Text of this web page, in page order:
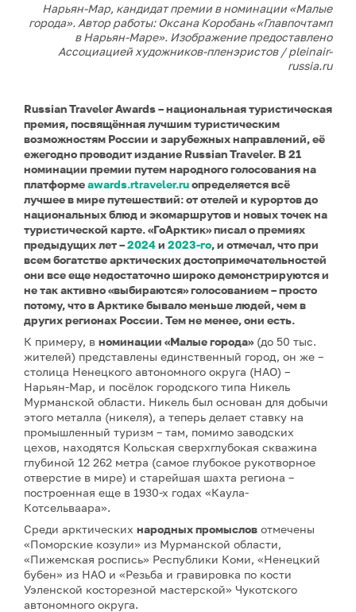
Нарьян-Мар, кандидат премии в номинации «Малые
города». Автор работы: Оксана Коробань «Главпочтамп
в Нарьян-Маре». Изображение предоставлено
Ассоциацией художников-пленэристов / pleinair-
russia.ru
Russian Traveler Awards – национальная туристическая
премия, посвящённая лучшим туристическим
возможностям России и зарубежных направлений, её
ежегодно проводит издание Russian Traveler. В 21
номинации премии путем народного голосования на
платформеawards.rtraveler.ruопределяется всё
лучшее в мире путешествий: от отелей и курортов до
национальных блюд и экомаршрутов и новых точек на
туристической карте. «ГоАрктик» писал о премиях
предыдущих лет –2024и 2023-го, и отмечал, что при
всем богатстве арктических достопримечательностей
они все еще недостаточно широко демонстрируются и
не так активно «выбираются» голосованием – просто
потому, что в Арктике бывало меньше людей, чем в
других регионах России. Тем не менее, они есть.
К примеру, в номинации «Малые города»(до 50 тыс.
жителей) представлены единственный город, он же –
столица Ненецкого автономного округа (НАО) –
Нарьян-Мар, и посёлок городского типа Никель
Мурманской области. Никель был основан для добычи
этого металла (никеля), а теперь делает ставку на
промышленный туризм – там, помимо заводских
цехов, находятся Кольская сверхглубокая скважина
глубиной 12 262 метра (самое глубокое рукотворное
отверстие в мире) и старейшая шахта региона –
построенная еще в 1930-х годах «Каула-
Котсельваара».
Среди арктических народных промыслов отмечены
«Поморские козули» из Мурманской области,
«Пижемская роспись» Республики Коми, «Ненецкий
бубен» из НАО и «Резьба и гравировка по кости
Уэленской косторезной мастерской» Чукотского
автономного округа.